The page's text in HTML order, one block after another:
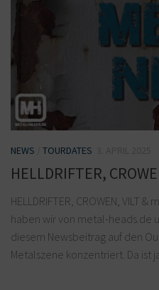
NEWS TOURDATES
HELLDRIFTER,
HELLDRIFTER, CROWEN, VILT
haben wir von metal-heads.de
diesem Newsbeitrag auf den
Metalszene konzentriert. Da ist